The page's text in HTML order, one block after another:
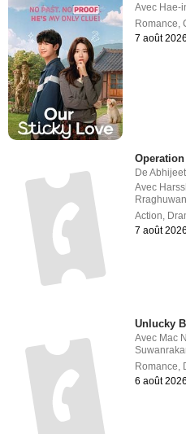
Avec Hae-
Romance ,
7 août
De
Avec
Action,
7 août
Unlucky
Avec Mac
Romance,
6 août